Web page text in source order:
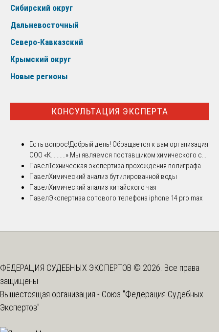
Сибирский округ
Дальневосточный
Северо-Кавказский
Крымский округ
Новые регионы
КОНСУЛЬТАЦИЯ ЭКСПЕРТА
Есть вопрос!Добрый день! Обращается к вам организация
ООО «К..........».Мы являемся поставщиком химического с...
ПавелТехническая экспертиза прохождения полиграфа
ПавелХимический анализ бутилированной воды
ПавелХимический анализ китайского чая
ПавелЭкспертиза сотового телефона iphone 14 pro max
ФЕДЕРАЦИЯ СУДЕБНЫХ ЭКСПЕРТОВ © 2026. Все права
защищены
Вышестоящая организация - Союз "Федерация Судебных
Экспертов"